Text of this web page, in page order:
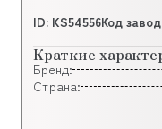
ID: KS54556Код
Краткие
Бренд:
Страна: